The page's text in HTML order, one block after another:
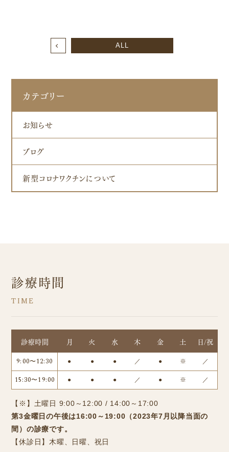
ALL
カテゴリー
お知らせ
ブログ
新型コロナワクチンについて
診療時間
診療時間 月 火 水 木 金 土 日/祝
9:00〜12:30 ● ● ● ／ ● ※
／
15:30〜19:00
● ● ● ／ ● ※ ／
【※】土曜日 9:00～12:00 / 14:00～17:00
第3金曜日の午後は16:00～19:00（2023年7月以降当面の
間）の診療です。
【休診日】木曜、日曜、祝日